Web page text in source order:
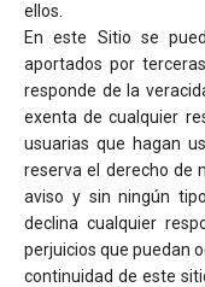
ellos.
En este Sitio se
aportados por terceras
responde de la
exenta de cualquier
usuarias que hagan
reserva el derecho de
aviso y sin ningún
declina cualquier
perjuicios que puedan
continuidad de este